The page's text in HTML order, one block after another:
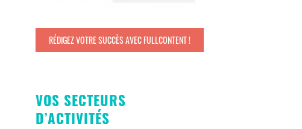
RÉDIGEZ VOTRE SUCCÈS AVEC FULLCONTENT !
VOS SECTEURS
D’ACTIVITÉS